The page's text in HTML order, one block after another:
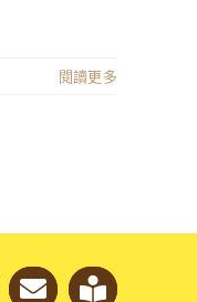
閱讀更多